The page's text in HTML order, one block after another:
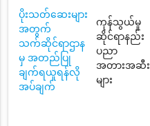
ပိုးသတ်ဆေးများ
အတွက်
သက်ဆိုင်ရာဌာန
မှ အတည်ပြု
ချက်ရယူရန်လို
အပ်ချက်
ကုန်သွယ်မှု
ဆိုင်ရာနည်း
ပညာ
အတားအဆီး
များ